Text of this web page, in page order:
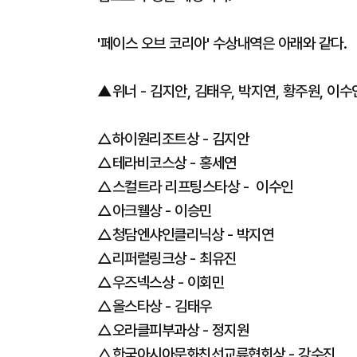
'페이스 오브 코리아' 수상내역은 아래와 같다.
▲위너 - 김지안, 김태우, 박지연, 황주원, 이수
△하이원리조트상 - 김지안
△테라비코스상 - 홍세연
△스컬트라 리프팅스타상 - 이수인
△아크웰상 - 이승민
△청담엔샤인클리닉상 - 박지연
△리퍼럴링크상 - 최유진
△우즈넥스상 - 이회민
△올스타상 - 김태우
△오라클피부과상 - 정지원